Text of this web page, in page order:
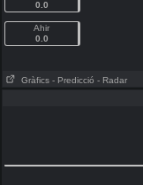
0.0
Ahir
0.0
Gràfics - Predicció - Radar